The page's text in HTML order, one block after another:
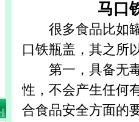
马口
很多食品比如罐
口铁瓶盖 ，其之所
第一，具备无毒
性，不会产生任何
合食品安全方面的